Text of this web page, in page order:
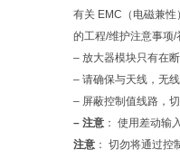
有关 EMC（电磁兼
的工程/维护注意事项/
– 放大器模块只有在
– 请确保与天线，无
– 屏蔽控制值线路，
– 注意 ： 使用差动输
注意 ： 切勿将通过